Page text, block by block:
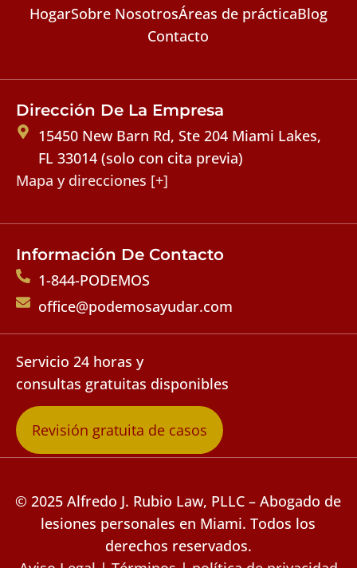
HogarSobre NosotrosÁreas de prácticaBlog
Contacto
Dirección De La Empresa
15450 New Barn Rd, Ste 204 Miami Lakes,
FL 33014 (solo con cita previa)
Mapa y direcciones [+]
Información De Contacto
1-844-PODEMOS
office@podemosayudar.com
Servicio 24 horas y
consultas gratuitas disponibles
Revisión gratuita de casos
© 2025 Alfredo J. Rubio Law, PLLC – Abogado de
lesiones personales en Miami. Todos los
derechos reservados.